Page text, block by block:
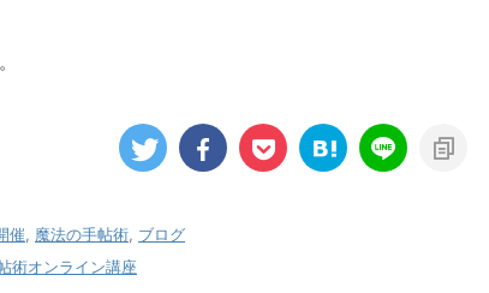
催 魔法の手帖術 ブログ
術オンライン講座